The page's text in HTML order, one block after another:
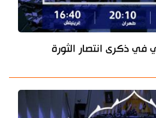
في ذكرى انتصار الثورة